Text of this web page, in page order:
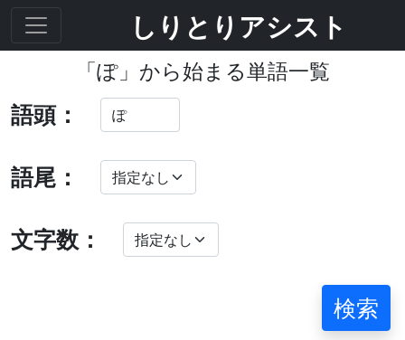
しりとりアシスト
「ぽ」から始まる単語一覧
語頭：
語尾：
文字数：
検索